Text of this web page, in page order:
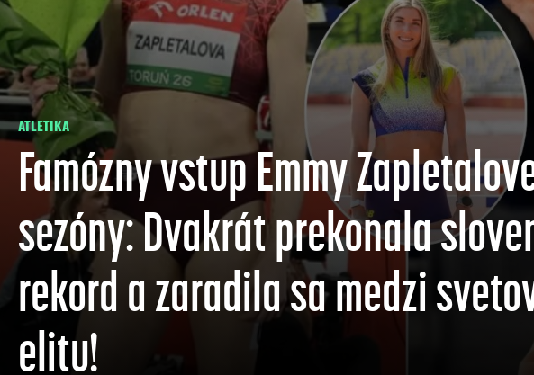
ATLETIKA
Famózny vstup Emmy
sezóny: Dvakrát prekonala
rekord a zaradila sa medzi
elitu!